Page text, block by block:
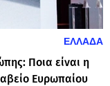
ΕΛΛΑΔΑ
Ποια είναι η
Ευρωπαίου